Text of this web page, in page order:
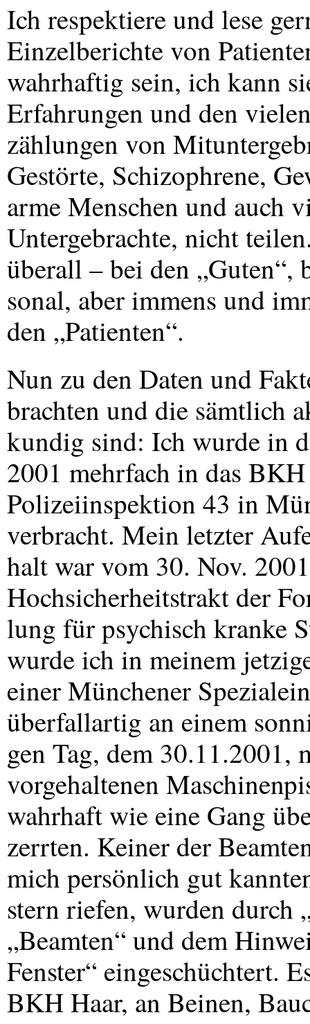
Ich respektiere und lese
Einzelberichte von
wahrhaftig sein, ich kann
Erfahrungen und den
zählungen von
Gestörte, Schizophrene,
arme Menschen und auch
Untergebrachte, nicht
überall – bei den „Guten“,
sonal, aber immens und
den „Patienten“.
Nun zu den Daten und
brachten und die sämtlich
kundig sind: Ich wurde in
2001 mehrfach in das BKH
Polizeiinspektion 43 in
verbracht. Mein letzter
halt war vom 30. Nov.
Hochsicherheitstrakt der
lung für psychisch kranke
wurde ich in meinem
einer Münchener
überfallartig an einem
gen Tag, dem
vorgehaltenen
wahrhaft wie eine Gang
zerrten. Keiner der
mich persönlich gut
stern riefen, wurden durch
„Beamten“ und dem
Fenster“ eingeschüchtert.
BKHHaar, an Beinen,